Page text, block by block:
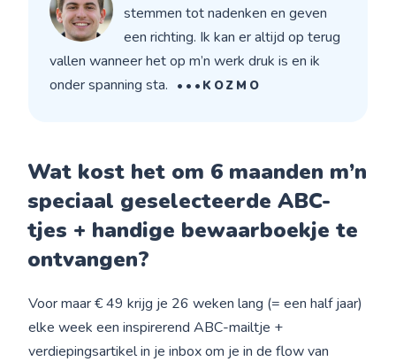
stemmen tot nadenken en geven
een richting. Ik kan er altijd op terug
vallen wanneer het op m’n werk druk is en ik
onder spanning sta.
•••KOZMO
Wat kost het om 6 maanden m’n
speciaal geselecteerde ABC-
tjes + handige bewaarboekje te
ontvangen?
Voor maar € 49 krijg je 26 weken lang (= een half jaar)
elke week een inspirerend ABC-mailtje +
verdiepingsartikel in je inbox om je in de flow van